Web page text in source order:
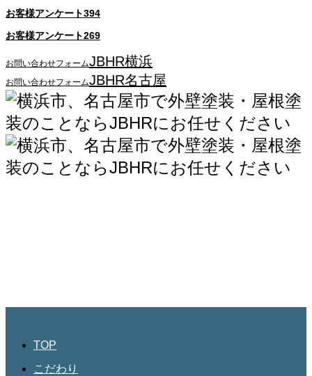
お客様アンケート394
お客様アンケート269
お問い合わせフォームJBHR横浜
お問い合わせフォームJBHR名古屋
TOP
こだわり